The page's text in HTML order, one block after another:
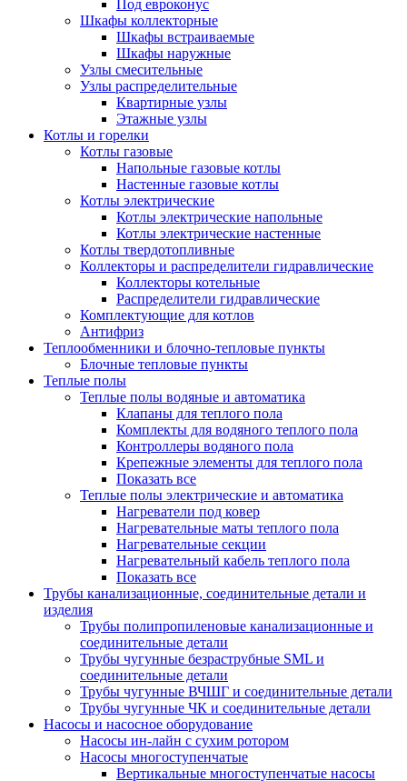
Под евроконус
Шкафы коллекторные
Шкафы встраиваемые
Шкафы наружные
Узлы смесительные
Узлы распределительные
Квартирные узлы
Этажные узлы
Котлы и горелки
Котлы газовые
Напольные газовые котлы
Настенные газовые котлы
Котлы электрические
Котлы электрические напольные
Котлы электрические настенные
Котлы твердотопливные
Коллекторы и распределители гидравлические
Коллекторы котельные
Распределители гидравлические
Комплектующие для котлов
Антифриз
Теплообменники и блочно-тепловые пункты
Блочные тепловые пункты
Теплые полы
Теплые полы водяные и автоматика
Клапаны для теплого пола
Комплекты для водяного теплого пола
Контроллеры водяного пола
Крепежные элементы для теплого пола
Показать все
Теплые полы электрические и автоматика
Нагреватели под ковер
Нагревательные маты теплого пола
Нагревательные секции
Нагревательный кабель теплого пола
Показать все
Трубы канализационные, соединительные детали и
изделия
Трубы полипропиленовые канализационные и
соединительные детали
Трубы чугунные безраструбные SML и
соединительные детали
Трубы чугунные ВЧШГ и соединительные детали
Трубы чугунные ЧК и соединительные детали
Насосы и насосное оборудование
Насосы ин-лайн с сухим ротором
Насосы многоступенчатые
Вертикальные многоступенчатые насосы